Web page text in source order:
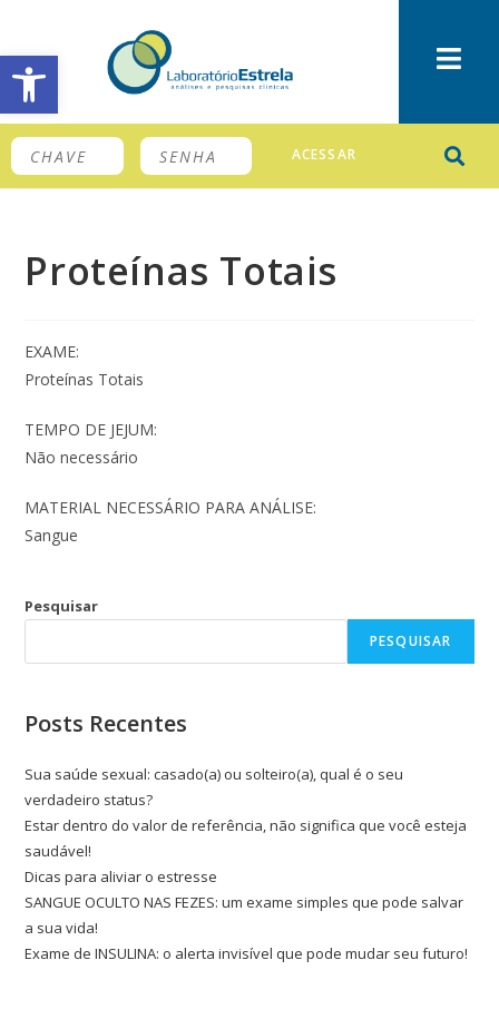
Barra de Ferramentas Aberta
ACESSAR
Proteínas Totais
EXAME:
Proteínas Totais
TEMPO DE JEJUM:
Não necessário
MATERIAL NECESSÁRIO PARA ANÁLISE:
Sangue
Pesquisar
PESQUISAR
Posts Recentes
Sua saúde sexual: casado(a) ou solteiro(a), qual é o seu
verdadeiro status?
Estar dentro do valor de referência, não significa que você esteja
saudável!
Dicas para aliviar o estresse
SANGUE OCULTO NAS FEZES: um exame simples que pode salvar
a sua vida!
Exame de INSULINA: o alerta invisível que pode mudar seu futuro!